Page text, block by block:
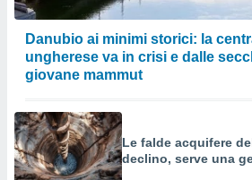
Danubio ai minimi storici: la
ungherese va in crisi e dalle
giovane mammut
Le falde acquifere
declino, serve una